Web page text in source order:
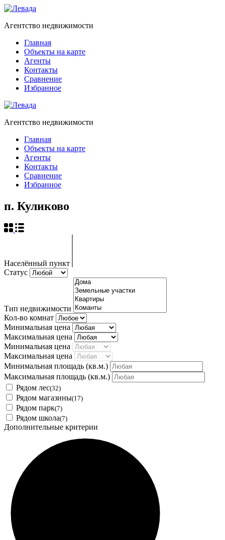
Агентство недвижимости
Главная
Объекты на карте
Агенты
Контакты
Сравнение
Избранное
Агентство недвижимости
Главная
Объекты на карте
Агенты
Контакты
Сравнение
Избранное
п. Куликово
Населённый пункт
Статус
Тип недвижимости
Кол-во комнат
Минимальная цена
Максимальная цена
Минимальная цена
Максимальная цена
Минимальная площадь (кв.м.)
Максимальная площадь (кв.м.)
Рядом лес(32)
Рядом магазины(17)
Рядом парк(7)
Рядом школа(7)
Дополнительные критерии